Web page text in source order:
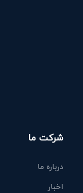
شرکت ما
درباره ما
اخبار